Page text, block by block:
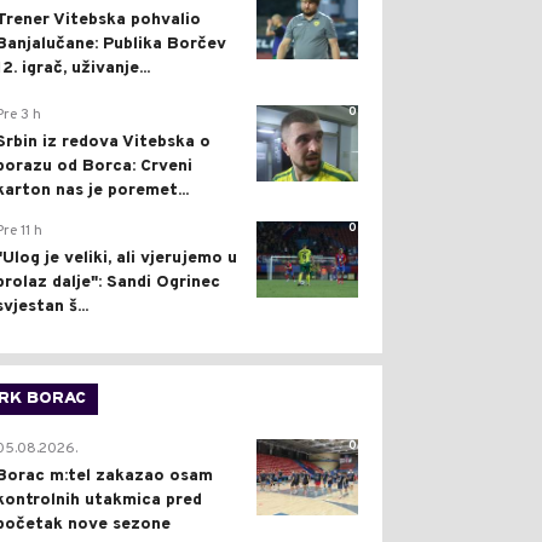
Vitebska pohvalio
Publika Borčev
igrač, uživanje...
0
3 h
iz redova Vitebska o
od Borca: Crveni
nas je poremet...
0
11 h
je veliki, ali vjerujemo u
dalje": Sandi Ogrinec
š...
RK BORAC
0
m:tel zakazao osam
utakmica pred
nove sezone